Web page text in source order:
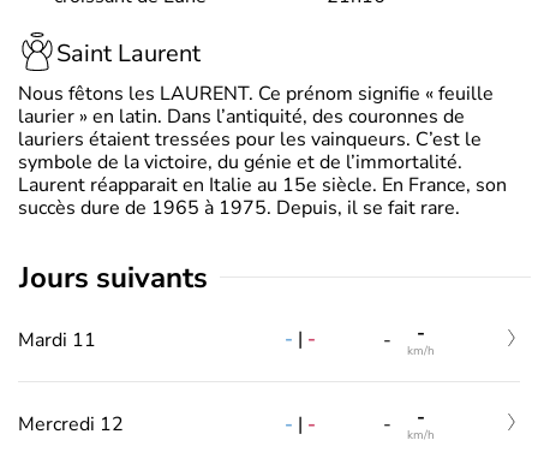
Saint Laurent
Nous fêtons les LAURENT. Ce prénom signifie « feuille
laurier » en latin. Dans l’antiquité, des couronnes de
lauriers étaient tressées pour les vainqueurs. C’est le
symbole de la victoire, du génie et de l’immortalité.
Laurent réapparait en Italie au 15e siècle. En France, son
succès dure de 1965 à 1975. Depuis, il se fait rare.
jours suivants
Mardi 11 - | - - -
km/h
Mercredi 12 - | - - -
km/h